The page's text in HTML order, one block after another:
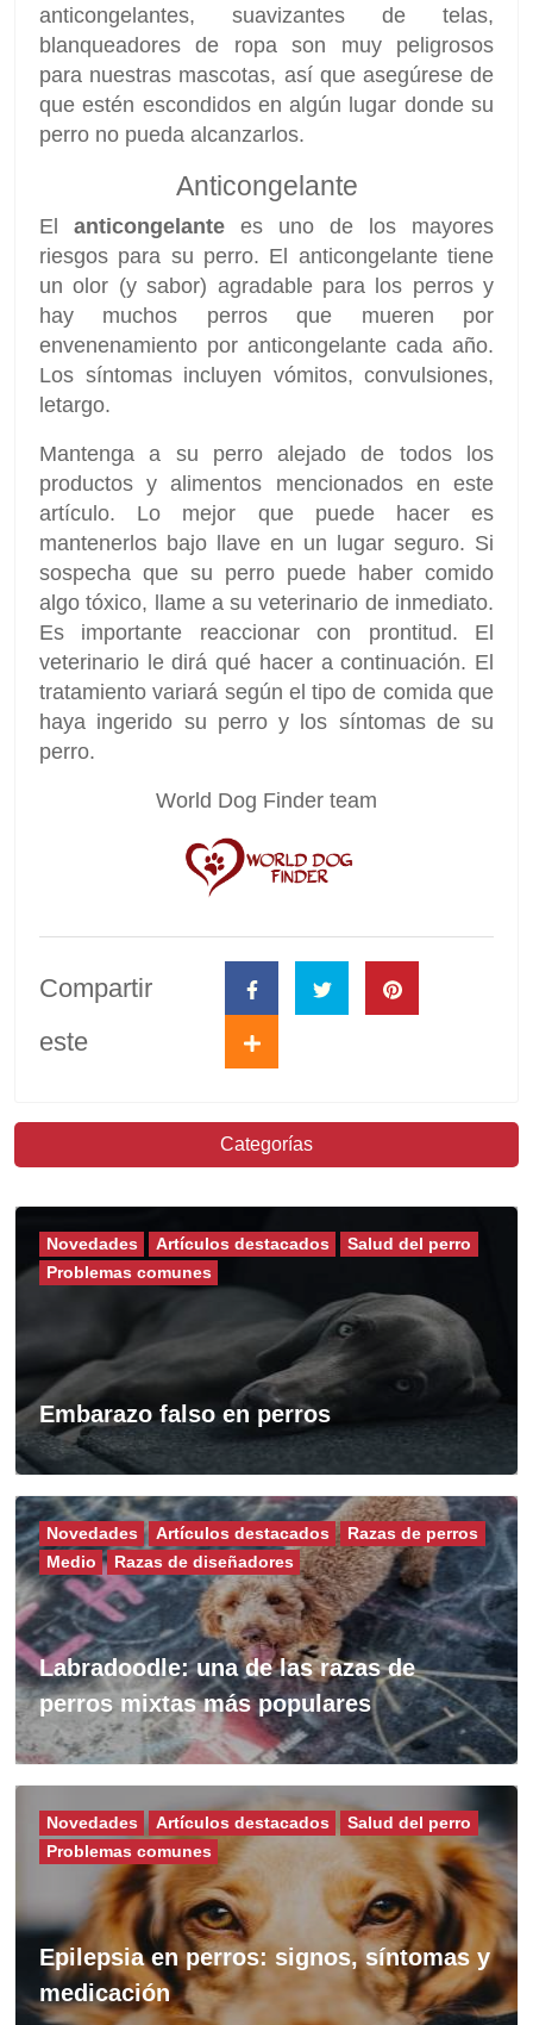
anticongelantes, suavizantes de telas,
blanqueadores de ropa son muy peligrosos
para nuestras mascotas, así que asegúrese de
que estén escondidos en algún lugar donde su
perro no pueda alcanzarlos.
Anticongelante
El anticongelante es uno de los mayores
riesgos para su perro. El anticongelante tiene
un olor (y sabor) agradable para los perros y
hay muchos perros que mueren por
envenenamiento por anticongelante cada año.
Los síntomas incluyen vómitos, convulsiones,
letargo.
Mantenga a su perro alejado de todos los
productos y alimentos mencionados en este
artículo. Lo mejor que puede hacer es
mantenerlos bajo llave en un lugar seguro. Si
sospecha que su perro puede haber comido
algo tóxico, llame a su veterinario de inmediato.
Es importante reaccionar con prontitud. El
veterinario le dirá qué hacer a continuación. El
tratamiento variará según el tipo de comida que
haya ingerido su perro y los síntomas de su
perro.
World Dog Finder team
Compartir
este
Categorías
Embarazo falso en perros
Novedades Artículos destacados
Salud del perro
Problemas comunes
Labradoodle: una de las razas de
perros mixtas más populares
Novedades Artículos destacados
Razas de perros
Medio
Razas de diseñadores
Epilepsia en perros: signos, síntomas y
medicación
Novedades Artículos destacados
Salud del perro
Problemas comunes